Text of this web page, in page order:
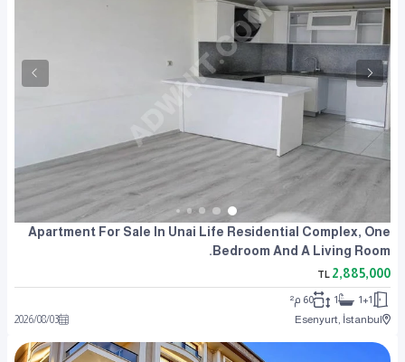
Apartment For Sale In Unai Life Residential Complex, One
Bedroom And A Living Room.
2,885,000
TL
1+1
1
60 م²
Esenyurt, İstanbul
2026/08/03